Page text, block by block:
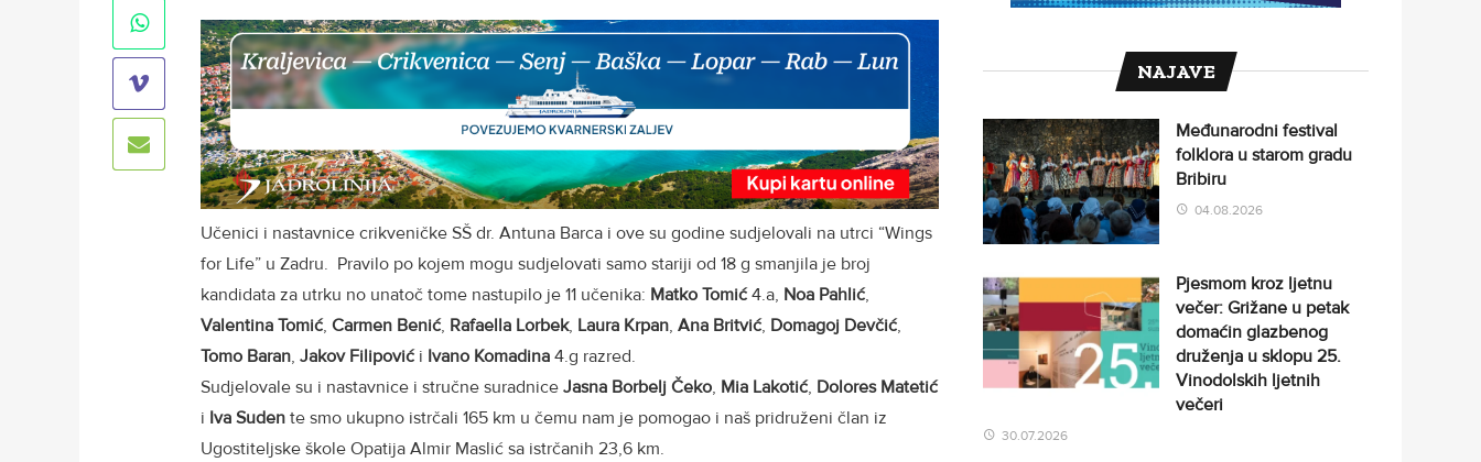
Učenici i nastavnice crikveničke SŠ dr. Antuna Barca i ove su godine sudjelovali na utrci “Wings
for Life” u Zadru. Pravilo po kojem mogu sudjelovati samo stariji od 18 g smanjila je broj
kandidata za utrku no unatoč tome nastupilo je 11 učenika: Matko Tomić4.a, Noa Pahlić,
Valentina Tomić, Carmen Benić, Rafaella Lorbek, Laura Krpan, Ana Britvić, Domagoj Devčić,
Tomo Baran, Jakov Filipovići Ivano Komadina 4.g razred.
Sudjelovale su i nastavnice i stručne suradnice Jasna Borbelj Čeko, Mia Lakotić, Dolores Matetić
i Iva Suden te smo ukupno istrčali 165 km u čemu nam je pomogao i naš pridruženi član iz
Ugostiteljske škole Opatija Almir Maslić sa istrčanih 23,6 km.
NAJAVE
Međunarodni festival
folklora u starom gradu
Bribiru
04.08.2026
Pjesmom kroz ljetnu
večer: Grižane u petak
domaćin glazbenog
druženja u sklopu 25.
Vinodolskih ljetnih
večeri
30.07.2026